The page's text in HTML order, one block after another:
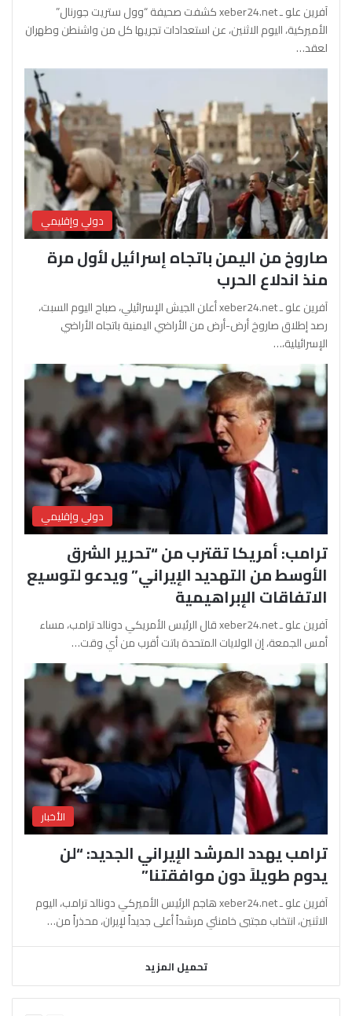
آفرين علو ـ xeber24.net كشفت صحيفة “وول ستريت جورنال”
الأميركية، اليوم الاثنين، عن استعدادات تجريها كل من واشنطن وطهران
لعقد…
دولي وإقليمي
صاروخ من اليمن باتجاه إسرائيل لأول مرة
منذ اندلاع الحرب
آفرين علو ـ xeber24.net أعلن الجيش الإسرائيلي، صباح اليوم السبت،
رصد إطلاق صاروخ أرض-أرض من الأراضي اليمنية باتجاه الأراضي
الإسرائيلية،…
دولي وإقليمي
ترامب: أمريكا تقترب من “تحرير الشرق
الأوسط من التهديد الإيراني” ويدعو لتوسيع
الاتفاقات الإبراهيمية
آفرين علو ـ xeber24.net قال الرئيس الأمريكي دونالد ترامب، مساء
أمس الجمعة، إن الولايات المتحدة باتت أقرب من أي وقت…
الأخبار
ترامب يهدد المرشد الإيراني الجديد: “لن
يدوم طويلاً دون موافقتنا”
آفرين علو ـ xeber24.net هاجم الرئيس الأميركي دونالد ترامب، اليوم
الاثنين، انتخاب مجتبى خامنئي مرشداً أعلى جديداً لإيران، محذراً من…
تحميل المزيد